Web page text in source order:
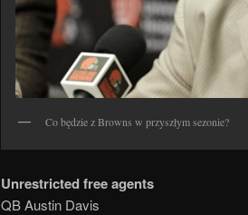
Co będzie z Browns w przyszłym sezonie?
Unrestricted free agents
QB Austin Davis